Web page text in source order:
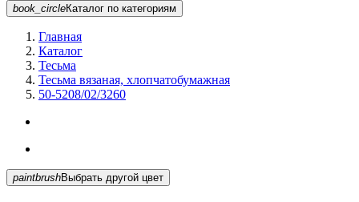
book_circleКаталог по категориям
Главная
Каталог
Тесьма
Тесьма вязаная, хлопчатобумажная
50-5208/02/3260
paintbrush Выбрать другой цвет